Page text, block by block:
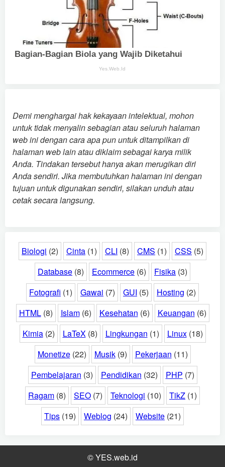
Demi menghargai hak kekayaan intelektual, mohon
untuk tidak menyalin sebagian atau seluruh halaman
web ini dengan cara apa pun untuk ditampilkan di
halaman web lain atau diklaim sebagai karya milik
Anda. Tindakan tersebut hanya akan merugikan diri
Anda sendiri. Jika membutuhkan halaman ini dengan
tujuan untuk digunakan sendiri, silakan unduh atau
cetak secara langsung.
Biologi (2) Cinta (1) CLI (8) CMS (1) CSS (5)
Database (8) Ecommerce (6) Fisika (3)
Fotografi (1) Gawai (7) GUI (5) Hosting (2)
HTML (8) Islam (6) Kesehatan (6) Keuangan (6)
Kimia (2) LaTeX (8) Lingkungan (1) Linux (18)
Monetize (22) Musik (9) Pekerjaan (11)
Pembelajaran (3) Pendidikan (32) PHP (7)
Ragam (8) SEO (7) Teknologi (10) TikZ (1)
Tips (19) Weblog (24) Website (21)
© YES.web.id